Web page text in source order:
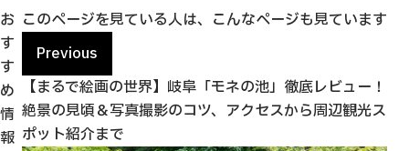
お
す
す
め
情
報
このページを見ている人は、こんなページも見ています
Previous
【まるで絵画の世界】岐阜「モネの池」徹底レビュー！
絶景の見頃＆写真撮影のコツ、アクセスから周辺観光ス
ポット紹介まで